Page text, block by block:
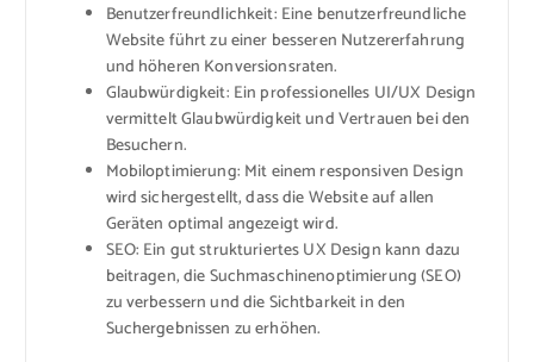
Benutzerfreundlichkeit: Eine benutzerfreundliche
Website führt zu einer besseren Nutzererfahrung
und höheren Konversionsraten.
Glaubwürdigkeit: Ein professionelles UI/UX Design
vermittelt Glaubwürdigkeit und Vertrauen bei den
Besuchern.
Mobiloptimierung: Mit einem responsiven Design
wird sichergestellt, dass die Website auf allen
Geräten optimal angezeigt wird.
SEO: Ein gut strukturiertes UX Design kann dazu
beitragen, die Suchmaschinenoptimierung (SEO)
zu verbessern und die Sichtbarkeit in den
Suchergebnissen zu erhöhen.